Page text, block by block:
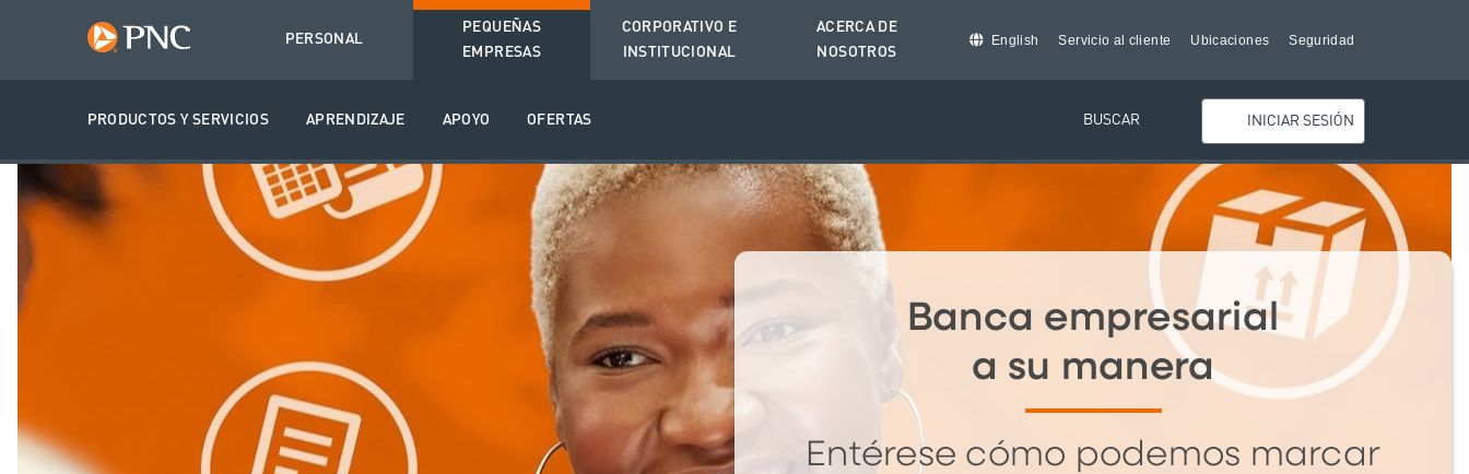
PERSONAL
PEQUEÑAS
EMPRESAS
PRODUCTOS Y SERVICIOS APRENDIZAJE APOYO OFERTAS
CORPORATIVO E
INSTITUCIONAL
ACERCA DE
NOSOTROS
English Servicio al cliente Ubicaciones Seguridad
BUSCAR INICIAR SESIÓN
Banca empresarial
a su manera
Entérese cómo podemos marcar